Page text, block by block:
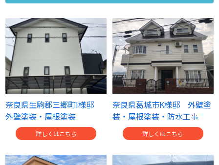
奈良県生駒郡三郷町I様邸
外壁塗装・屋根塗装
詳しくはこちら
奈良県葛城市K様邸 外壁塗
装・屋根塗装・防水工事
詳しくはこちら